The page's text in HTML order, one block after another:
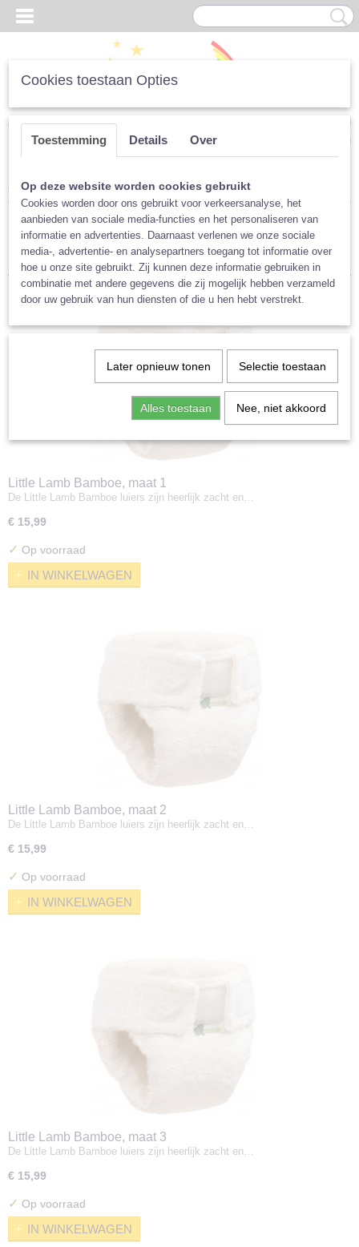
Inloggen Registreren
(0)
Home >Luiers>Per Merk> Little Lamb>Luiers
Sorteer op:
Little Lamb Bamboe, maat 1
De Little Lamb Bamboe luiers zijn heerlijk zacht en…
€ 15,99
✓ Op voorraad
IN WINKELWAGEN
Little Lamb Bamboe, maat 2
De Little Lamb Bamboe luiers zijn heerlijk zacht en…
€ 15,99
✓ Op voorraad
IN WINKELWAGEN
Little Lamb Bamboe, maat 3
De Little Lamb Bamboe luiers zijn heerlijk zacht en…
€ 15,99
✓ Op voorraad
IN WINKELWAGEN
Cookies toestaan Opties
Toestemming Details Over
Op deze website worden cookies gebruikt
Cookies worden door ons gebruikt voor verkeersanalyse, het
aanbieden van sociale media-functies en het personaliseren van
informatie en advertenties. Daarnaast verlenen we onze sociale
media-, advertentie- en analysepartners toegang tot informatie over
hoe u onze site gebruikt. Zij kunnen deze informatie gebruiken in
combinatie met andere gegevens die zij mogelijk hebben verzameld
door uw gebruik van hun diensten of die u hen hebt verstrekt.
Later opnieuw tonen Selectie toestaan
Alles toestaan Nee, niet akkoord